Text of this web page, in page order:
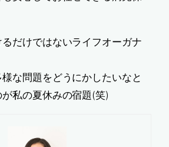
だけではないライフオーガナ
な問題をどうにかしたいなと
私の夏休みの宿題(笑)